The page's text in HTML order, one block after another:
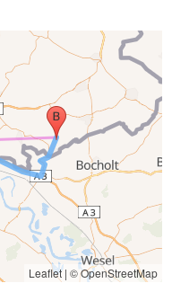
Leaflet| © OpenStreetMap